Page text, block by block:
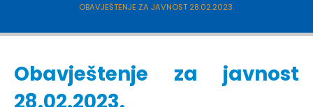
OBAVJEŠTENJE ZA JAVNOST 28.02.2023.
Obavještenje za javnost